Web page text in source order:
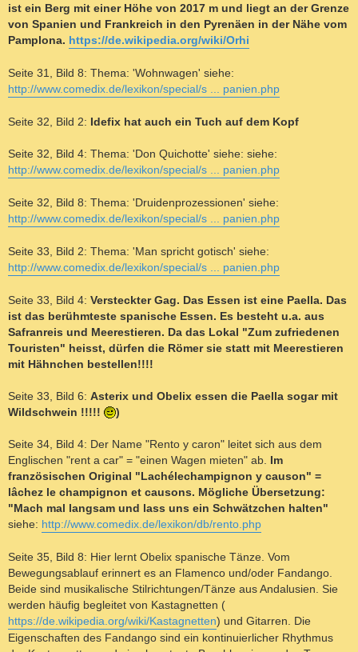
ist ein Berg mit einer Höhe von 2017 m und liegt an der Grenze
von Spanien und Frankreich in den Pyrenäen in der Nähe vom
Pamplona. https://de.wikipedia.org/wiki/Orhi
Seite 31, Bild 8: Thema: 'Wohnwagen' siehe:
http://www.comedix.de/lexikon/special/s ... panien.php
Seite 32, Bild 2: Idefix hat auch ein Tuch auf dem Kopf
Seite 32, Bild 4: Thema: 'Don Quichotte' siehe: siehe:
http://www.comedix.de/lexikon/special/s ... panien.php
Seite 32, Bild 8: Thema: 'Druidenprozessionen' siehe:
http://www.comedix.de/lexikon/special/s ... panien.php
Seite 33, Bild 2: Thema: 'Man spricht gotisch' siehe:
http://www.comedix.de/lexikon/special/s ... panien.php
Seite 33, Bild 4: Versteckter Gag. Das Essen ist eine Paella. Das
ist das berühmteste spanische Essen. Es besteht u.a. aus
Safranreis und Meerestieren. Da das Lokal "Zum zufriedenen
Touristen" heisst, dürfen die Römer sie statt mit Meerestieren
mit Hähnchen bestellen!!!!
Seite 33, Bild 6: Asterix und Obelix essen die Paella sogar mit
Wildschwein !!!!!
)
Seite 34, Bild 4: Der Name "Rento y caron" leitet sich aus dem
Englischen "rent a car" = "einen Wagen mieten" ab. Im
französischen Original "Lachélechampignon y causon" =
lâchez le champignon et causons. Mögliche Übersetzung:
"Mach mal langsam und lass uns ein Schwätzchen halten"
siehe: http://www.comedix.de/lexikon/db/rento.php
Seite 35, Bild 8: Hier lernt Obelix spanische Tänze. Vom
Bewegungsablauf erinnert es an Flamenco und/oder Fandango.
Beide sind musikalische Stilrichtungen/Tänze aus Andalusien. Sie
werden häufig begleitet von Kastagnetten (
https://de.wikipedia.org/wiki/Kastagnetten) und Gitarren. Die
Eigenschaften des Fandango sind ein kontinuierlicher Rhythmus